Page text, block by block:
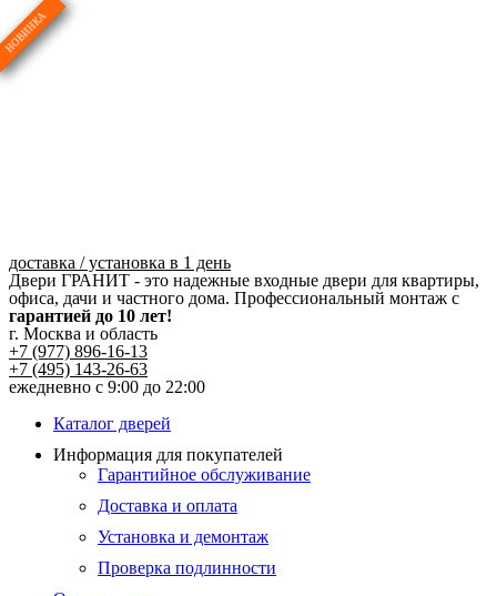
Перейти
к
содержимому
доставка / установка в 1 день
Двери ГРАНИТ - это надежные входные двери для квартиры,
офиса, дачи и частного дома. Профессиональный монтаж с
гарантией до 10 лет!
г. Москва и область
+7 (977) 896-16-13
+7 (495) 143-26-63
ежедневно с 9:00 до 22:00
Каталог дверей
Информация для покупателей
Гарантийное обслуживание
Доставка и оплата
Установка и демонтаж
Проверка подлинности